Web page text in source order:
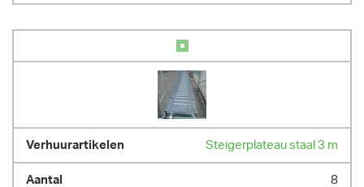
Steigerplateau staal 3 m
8